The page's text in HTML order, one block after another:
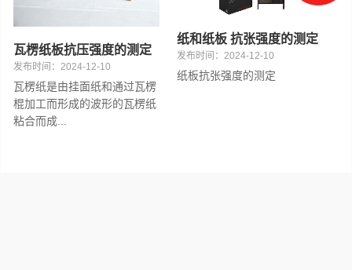
瓦楞纸板抗压强度的测定
发布时间：2024-12-10
瓦楞纸是由挂面纸和通过瓦楞
棍加工而形成的波形的瓦楞纸
粘合而成...
纸和纸板 抗张强度的测定
发布时间：2024-12-10
纸板抗张强度的测定